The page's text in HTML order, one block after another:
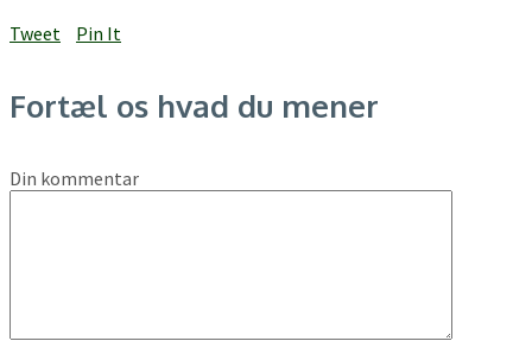
Tweet Pin It
Fortæl os hvad du mener
Din kommentar